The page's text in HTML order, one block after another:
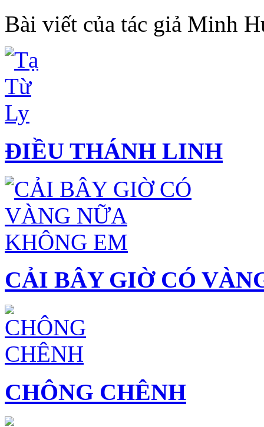
Bài viết của tác giả Minh
ĐIỀU THÁNH LINH
CẢI BÂY GIỜ CÓ
CHÔNG CHÊNH